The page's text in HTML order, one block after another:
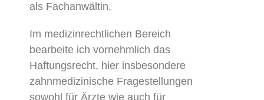
als Fachanwältin.
Im medizinrechtlichen Bereich
bearbeite ich vornehmlich das
Haftungsrecht, hier insbesondere
zahnmedizinische Fragestellungen
sowohl für Ärzte wie auch für